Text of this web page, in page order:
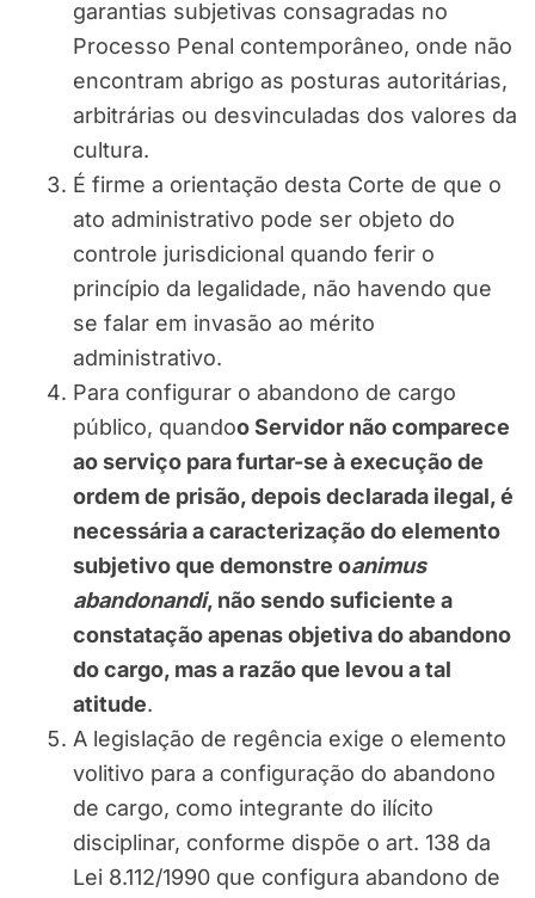
garantias subjetivas consagradas no
Processo Penal contemporâneo, onde não
encontram abrigo as posturas autoritárias,
arbitrárias ou desvinculadas dos valores da
cultura.
É firme a orientação desta Corte de que o
ato administrativo pode ser objeto do
controle jurisdicional quando ferir o
princípio da legalidade, não havendo que
se falar em invasão ao mérito
administrativo.
Para configurar o abandono de cargo
público, quandoo Servidor não comparece
ao serviço para furtar-se à execução de
ordem de prisão, depois declarada ilegal, é
necessária a caracterização do elemento
subjetivo que demonstre oanimus
abandonandi, não sendo suficiente a
constatação apenas objetiva do abandono
do cargo, mas a razão que levou a tal
atitude.
A legislação de regência exige o elemento
volitivo para a configuração do abandono
de cargo, como integrante do ilícito
disciplinar, conforme dispõe o art. 138 da
Lei 8.112/1990 que configura abandono de